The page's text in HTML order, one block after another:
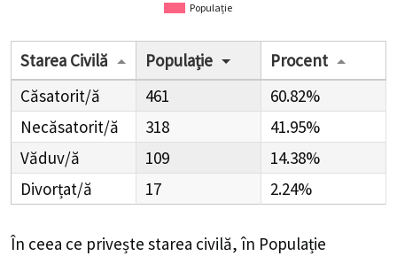
Populație
Starea Civilă Populație
Procent
Căsatorit/ă
461
60.82%
Necăsatorit/ă
318
41.95%
Văduv/ă
109
14.38%
Divorțat/ă
17 2.24%
În ceea ce privește starea civilă, în Populație